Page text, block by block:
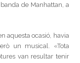
de Manhattan, a
aquesta ocasió, havia
un musical. «Tota
van resultar tenir